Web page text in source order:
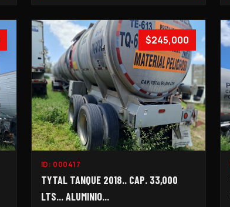
$245,000
ID: 000417
TYTAL TANQUE 2018.. CAP. 33,000
LTS... ALUMINIO...